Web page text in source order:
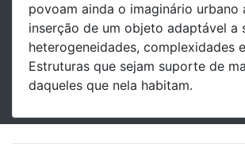
povoam ainda o imaginário urbano
inserção de um objeto adaptável a
heterogeneidades, complexidades
Estruturas que sejam suporte de
daqueles que nela habitam.